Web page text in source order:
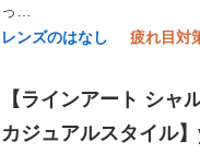
っ…
レンズのはなし
疲れ目対
【ラインアート シャ
カジュアルスタイル